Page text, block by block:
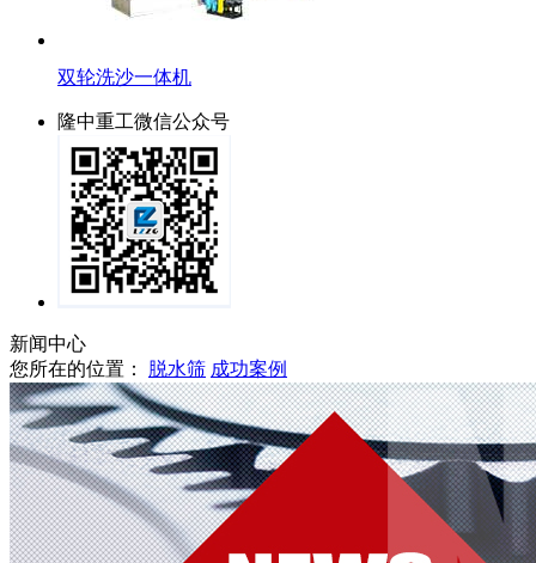
双轮洗沙一体机
隆中重工微信公众号
新闻中心
您所在的位置：
脱水筛 成功案例